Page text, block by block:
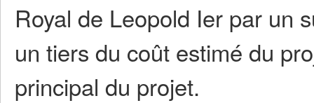
Royal de Leopold Ier par un
un tiers du coût estimé du
principal du projet.